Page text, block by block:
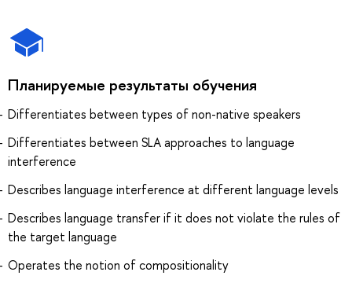
Планируемые результаты обучения
Differentiates between types of non-native speakers
Differentiates between SLA approaches to language
interference
Describes language interference at different language levels
Describes language transfer if it does not violate the rules of
the target language
Operates the notion of compositionality